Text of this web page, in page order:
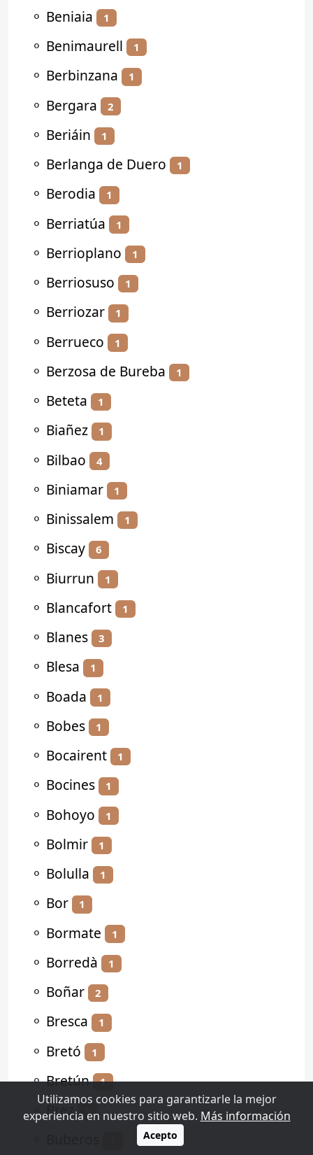
⚬ Beniaia 1
⚬ Benimaurell 1
⚬ Berbinzana 1
⚬ Bergara 2
⚬ Beriáin 1
⚬ Berlanga de Duero 1
⚬ Berodia 1
⚬ Berriatúa 1
⚬ Berrioplano 1
⚬ Berriosuso 1
⚬ Berriozar 1
⚬ Berrueco 1
⚬ Berzosa de Bureba 1
⚬ Beteta 1
⚬ Biañez 1
⚬ Bilbao 4
⚬ Biniamar 1
⚬ Binissalem 1
⚬ Biscay 6
⚬ Biurrun 1
⚬ Blancafort 1
⚬ Blanes 3
⚬ Blesa 1
⚬ Boada 1
⚬ Bobes 1
⚬ Bocairent 1
⚬ Bocines 1
⚬ Bohoyo 1
⚬ Bolmir 1
⚬ Bolulla 1
⚬ Bor 1
⚬ Bormate 1
⚬ Borredà 1
⚬ Boñar 2
⚬ Bresca 1
⚬ Bretó 1
⚬Bretún 1
⚬Brez 1
Utilizamos cookies para garantizarle la mejor
experiencia en nuestro sitio web. Más información
Acepto